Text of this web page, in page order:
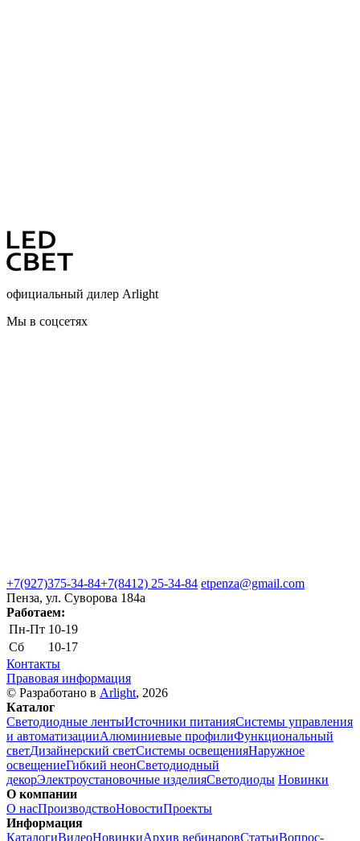
официальный дилер Arlight
Мы в соцсетях
+7(927)375-34-84+7(8412) 25-34-84 etpenza@gmail.com
Пенза, ул. Cуворова 184а
Работаем:
Пн-Пт 10-19
Сб
10-17
Контакты
Правовая информация
© Разработано в Arlight, 2026
Каталог
Светодиодные лентыИсточники питанияСистемы управления
и автоматизацииАлюминиевые профилиФункциональный
светДизайнерский светСистемы освещенияНаружное
освещениеГибкий неонСветодиодный
декорЭлектроустановочные изделияСветодиоды Новинки
О компании
О насПроизводствоНовостиПроекты
Информация
КаталогиВидеоНовинкиАрхив вебинаровСтатьиВопрос-